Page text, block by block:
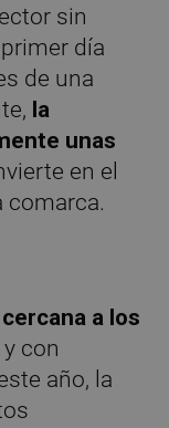
sin
día
de una
la
unas
en el
comarca.
a los
y con
año, la